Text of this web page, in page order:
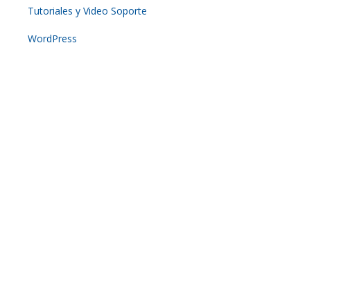
Tutoriales y Video Soporte
WordPress